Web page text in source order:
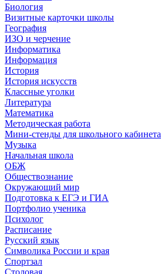
Биология
Визитные карточки школы
География
ИЗО и черчение
Информатика
Информация
История
История искусств
Классные уголки
Литература
Математика
Методическая работа
Мини-стенды для школьного кабинета
Музыка
Начальная школа
ОБЖ
Обществознание
Окружающий мир
Подготовка к ЕГЭ и ГИА
Портфолио ученика
Психолог
Расписание
Русский язык
Символика России и края
Спортзал
Столовая